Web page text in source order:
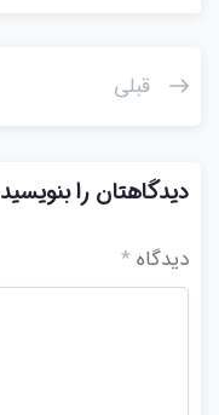
قبلی
دیدگاهتان را بنویسید
دیدگاه *